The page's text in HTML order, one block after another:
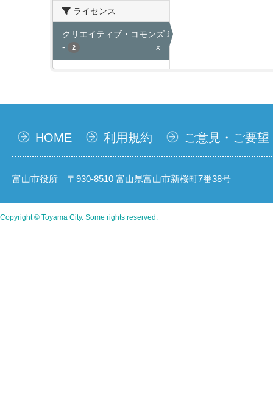
ライセンス
クリエイティブ・コモンズ 表示
-
2 x
HOME 利用規約 ご意見・ご要望
富山市役所 〒930-8510 富山県富山市新桜町7番38号
Copyright © Toyama City. Some rights reserved.